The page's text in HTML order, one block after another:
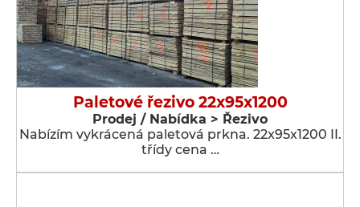
Paletové řezivo 22x95x1200
Prodej / Nabídka > Řezivo
Nabízím vykrácená paletová prkna. 22x95x1200 II.
třídy cena …